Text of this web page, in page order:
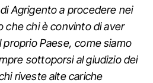
Agrigento a procedere nei
che chi è convinto di aver
Paese, come siamo
sottoporsi al giudizio dei
riveste alte cariche